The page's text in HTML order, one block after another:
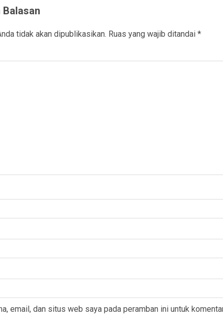
tidak akan dipublikasikan. Ruas yang wajib ditandai *
email, dan situs web saya pada peramban ini untuk